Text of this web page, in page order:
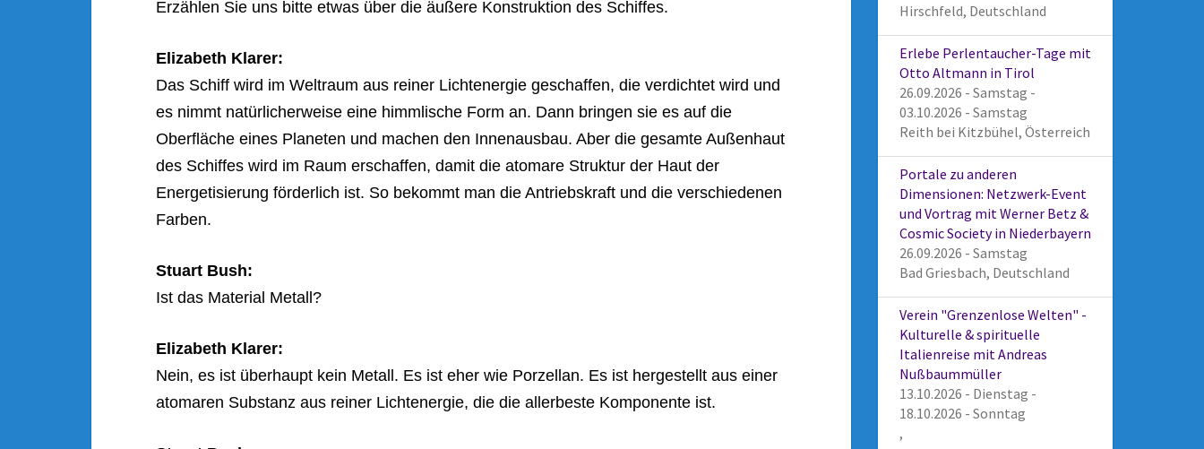
Erzählen Sie uns bitte etwas über die äußere Konstruktion des Schiffes.
Elizabeth Klarer:
Das Schiff wird im Weltraum aus reiner Lichtenergie geschaffen, die verdichtet wird und
es nimmt natürlicherweise eine himmlische Form an. Dann bringen sie es auf die
Oberfläche eines Planeten und machen den Innenausbau. Aber die gesamte Außenhaut
des Schiffes wird im Raum erschaffen, damit die atomare Struktur der Haut der
Energetisierung förderlich ist. So bekommt man die Antriebskraft und die verschiedenen
Farben.
Stuart Bush:
Ist das Material Metall?
Elizabeth Klarer:
Nein, es ist überhaupt kein Metall. Es ist eher wie Porzellan. Es ist hergestellt aus einer
atomaren Substanz aus reiner Lichtenergie, die die allerbeste Komponente ist.
Hirschfeld, Deutschland
Erlebe Perlentaucher-Tage mit
Otto Altmann in Tirol
26.09.2026 - Samstag -
03.10.2026 - Samstag
Reith bei Kitzbühel, Österreich
Portale zu anderen
Dimensionen: Netzwerk-Event
und Vortrag mit Werner Betz &
Cosmic Society in Niederbayern
26.09.2026 - Samstag
Bad Griesbach, Deutschland
Verein "Grenzenlose Welten" -
Kulturelle & spirituelle
Italienreise mit Andreas
Nußbaummüller
13.10.2026 - Dienstag -
18.10.2026 - Sonntag
,